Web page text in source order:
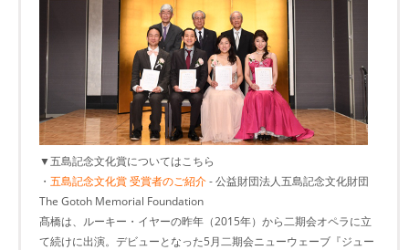
▼五島記念文化賞についてはこちら
・ 五島記念文化賞 受賞者のご紹介- 公益財団法人五島記念文化財団
The Gotoh Memorial Foundation
髙橋は、ルーキー・イヤーの昨年（2015年）から二期会オペラに立
て続けに出演。デビューとなった5月二期会ニューウェーブ『ジュー